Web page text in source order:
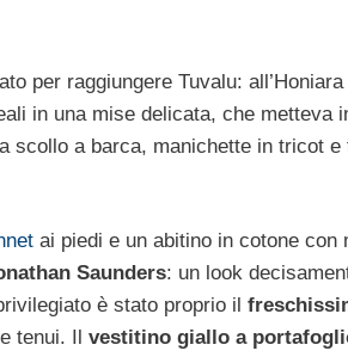
per raggiungere Tuvalu:
in una mise delicata, che metteva
scollo a barca, manichette in tricot e
ai piedi e un abitino in cotone con
Saunders: un look
è stato proprio il
tenui. Il vestitino giallo a